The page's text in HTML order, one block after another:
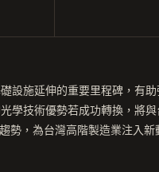
設施延伸的重要里程碑，有
學技術優勢若成功轉換，將
勢，為台灣高階製造業注入新